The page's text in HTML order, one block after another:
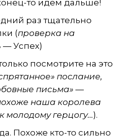
то идем дальше!
раз тщательно
(проверка на
— Успех)
посмотрите на это
послание,
письма» —
наша королева
молодому герцогу…).
Похоже кто-то сильно